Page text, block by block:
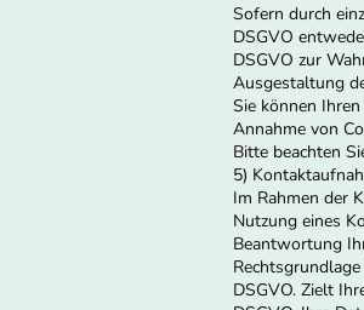
Sofern durch
DSGVO
DSGVO zur
Ausgestaltung
Sie können
Annahme von
Bitte beachten
5)
Im Rahmen der
Nutzung eines
Beantwortung
DSGVO. Zielt